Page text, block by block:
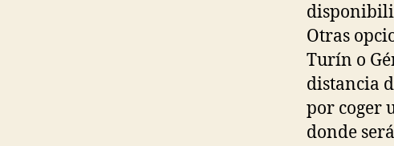
Otras
Turín o
distancia
por coger
donde